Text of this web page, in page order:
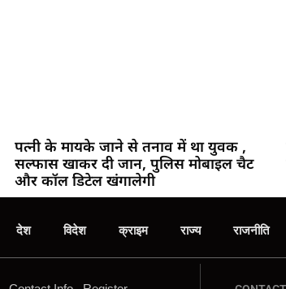
पत्नी के मायके जाने से तनाव में था युवक ,
सल्फास खाकर दी जान, पुलिस मोबाइल चैट
और कॉल डिटेल खंगालेगी
देश विदेश क्राइम राज्य राजनीति